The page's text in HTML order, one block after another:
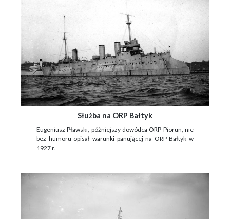
Służba na ORP Bałtyk
Eugeniusz Pławski, późniejszy dowódca ORP Piorun, nie
bez humoru opisał warunki panującej na ORP Bałtyk w
1927 r.